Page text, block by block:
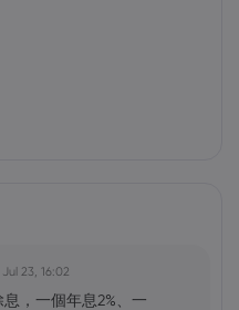
23, 16:02
，一個年息2%、一